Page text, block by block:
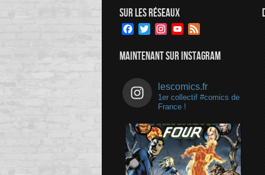
SUR LES RÉSEAUX
Facebook
TwitterInstagramYouTube
MAINTENANT SUR INSTAGRAM
lescomics.fr
1er collectif #comics de
France !